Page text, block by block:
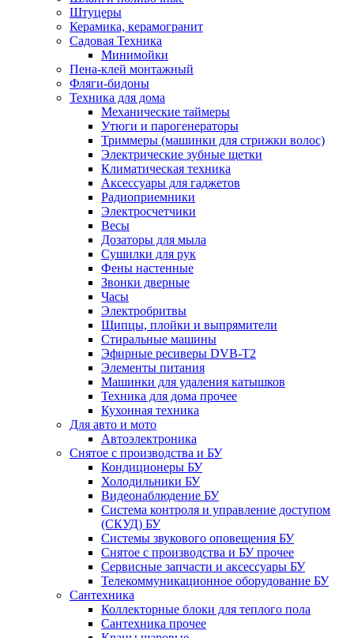
Штуцеры
Керамика, керамогранит
Садовая Техника
Минимойки
Пена-клей монтажный
Фляги-бидоны
Техника для дома
Механические таймеры
Утюги и парогенераторы
Триммеры (машинки для стрижки волос)
Электрические зубные щетки
Климатическая техника
Аксессуары для гаджетов
Радиоприемники
Электросчетчики
Весы
Дозаторы для мыла
Сушилки для рук
Фены настенные
Звонки дверные
Часы
Электробритвы
Щипцы, плойки и выпрямители
Стиральные машины
Эфирные ресиверы DVB-T2
Элементы питания
Машинки для удаления катышков
Техника для дома прочее
Кухонная техника
Для авто и мото
Автоэлектроника
Снятое с производства и БУ
Кондиционеры БУ
Холодильники БУ
Видеонаблюдение БУ
Система контроля и управление доступом
(СКУД) БУ
Системы звукового оповещения БУ
Снятое с производства и БУ прочее
Сервисные запчасти и аксессуары БУ
Телекоммуникационное оборудование БУ
Сантехника
Коллекторные блоки для теплого пола
Сантехника прочее